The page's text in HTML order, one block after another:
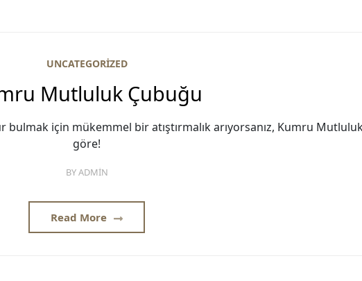
UNCATEGORIZED
Mutluluk Çubuğu
için mükemmel bir atıştırmalık arıyorsanız, Kumru
göre!
BYADMIN
Read More